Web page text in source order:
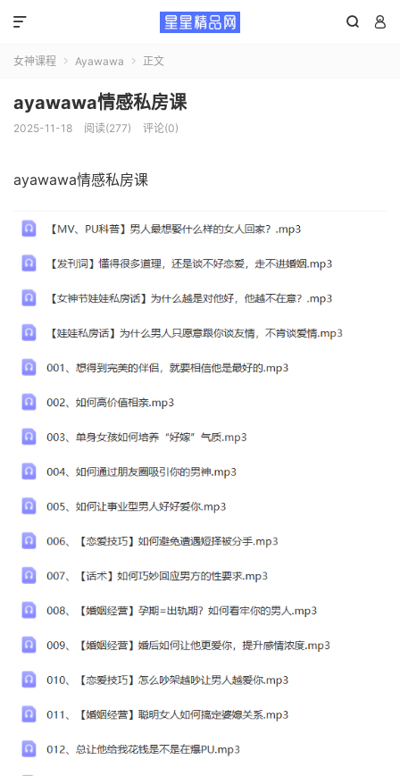
 

女神课程  Ayawawa  正文
ayawawa情感私房课
2025-11-18 阅读(277) 评论(0)
ayawawa情感私房课